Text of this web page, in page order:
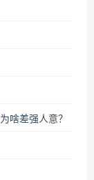
啥差强人意？